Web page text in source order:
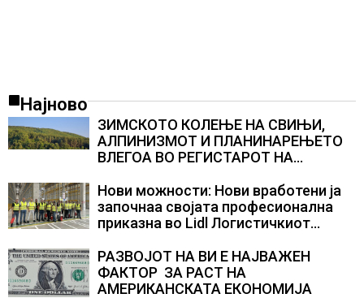
Најново
ЗИМСКОТО КОЛЕЊЕ НА СВИЊИ,
АЛПИНИЗМОТ И ПЛАНИНАРЕЊЕТО
ВЛЕГОА ВО РЕГИСТАРОТ НА
СЛОВЕНИЈА
Нови можности: Нови вработени ја
започнаа својата професионална
приказна во Lidl Логистичкиот
РАЗВОЈОТ НА ВИ Е НАЈВАЖЕН
ФАКТОР ЗА РАСТ НА
АМЕРИКАНСКАТА ЕКОНОМИЈА